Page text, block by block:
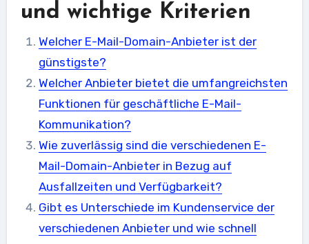
und wichtige Kriterien
Welcher E-Mail-Domain-Anbieter ist der
günstigste?
Welcher Anbieter bietet die umfangreichsten
Funktionen für geschäftliche E-Mail-
Kommunikation?
Wie zuverlässig sind die verschiedenen E-
Mail-Domain-Anbieter in Bezug auf
Ausfallzeiten und Verfügbarkeit?
Gibt es Unterschiede im Kundenservice der
verschiedenen Anbieter und wie schnell